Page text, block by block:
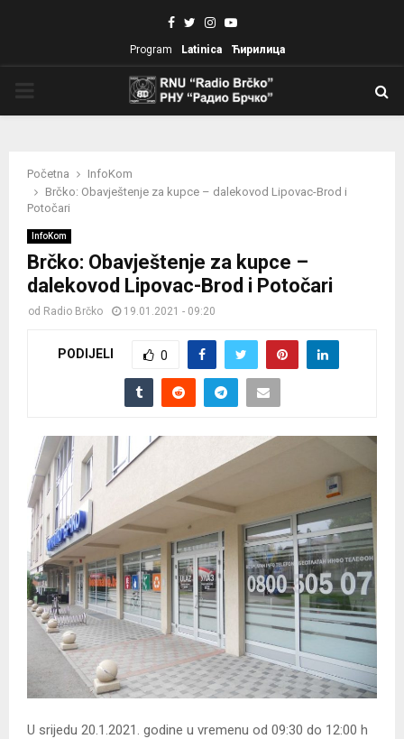
Facebook
TwitterInstagram
Youtube
Program Latinica Ћирилица
Početna
InfoKom
Brčko: Obavještenje za kupce – dalekovod Lipovac-Brod i
Potočari
InfoKom
Brčko: Obavještenje za kupce –
dalekovod Lipovac-Brod i Potočari
od Radio Brčko 19.01.2021 - 09:20
PODIJELI 0
U srijedu 20.1.2021. godine u vremenu od 09:30 do 12:00 h